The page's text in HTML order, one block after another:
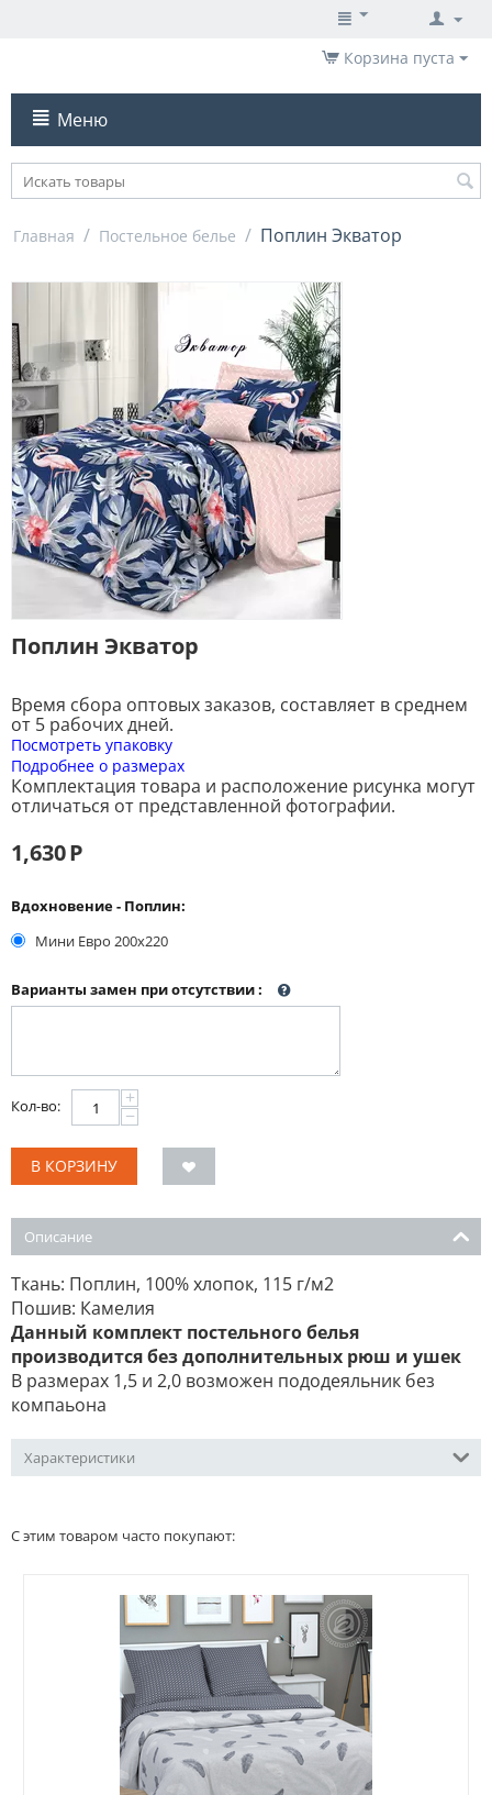
Корзина пуста
Меню
Главная / Постельное белье / Поплин Экватор
Поплин Экватор
Время сбора оптовых заказов, составляет в среднем
от 5 рабочих дней.
Посмотреть упаковку
Подробнее о размерах
Комплектация товара и расположение рисунка могут
отличаться от представленной фотографии.
1,630Р
Вдохновение - Поплин:
Мини Евро 200x220
Варианты замен при отсутствии:
Кол-во: +
−
В КОРЗИНУ
Описание
Ткань: Поплин, 100% хлопок, 115 г/м2
Пошив: Камелия
Данный комплект постельного белья
производится без дополнительных рюш и ушек
В размерах 1,5 и 2,0 возможен пододеяльник без
компаьона
Характеристики
С этим товаром часто покупают: